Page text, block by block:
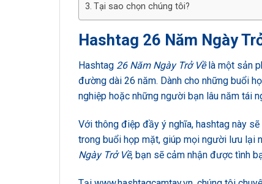
Tại sao chọn chúng tôi?
Hashtag 26 Năm Ngày
Hashtag 26 Năm Ngày Trở Vềlà một sản
đường dài 26 năm. Dành cho những buổi
nghiệp hoặc những người bạn lâu năm tái
Với thông điệp đầy ý nghĩa, hashtag này
trong buổi họp mặt, giúp mọi người lưu lại
Ngày Trở Về, bạn sẽ cảm nhận được tình